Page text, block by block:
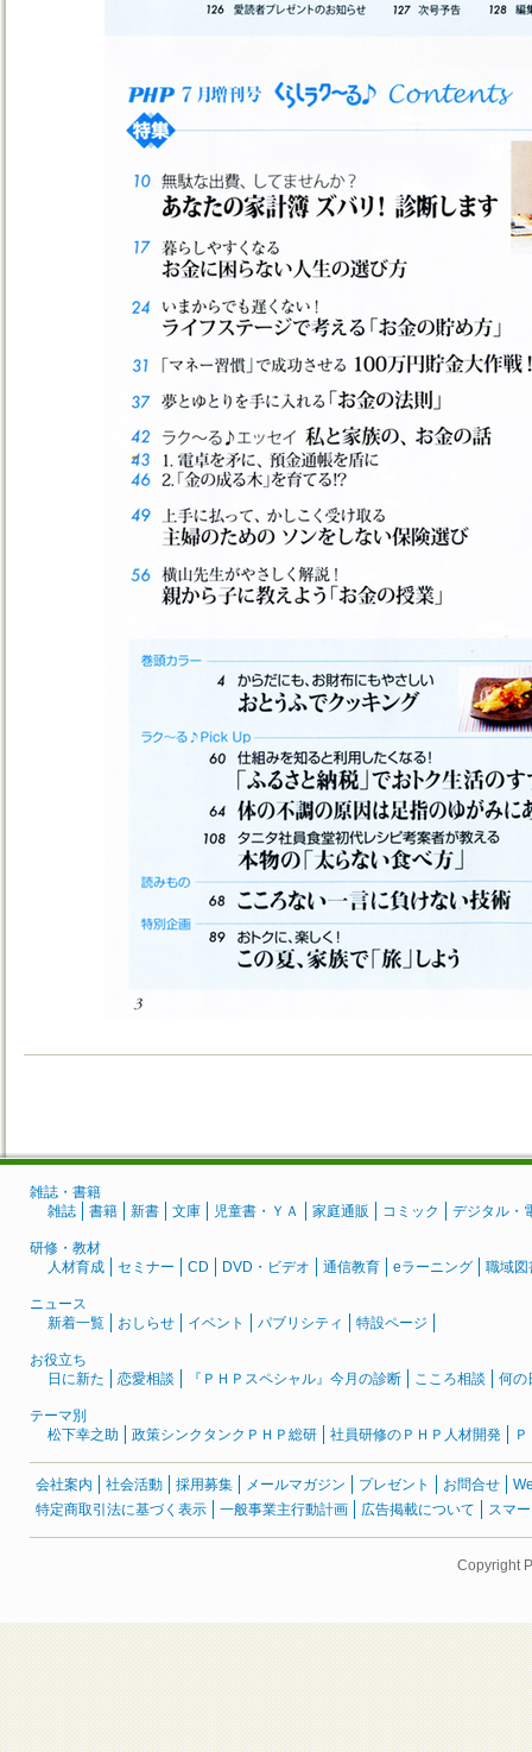
雑誌・書籍
雑誌
書籍 新書 文庫 児童書・ＹＡ 家庭通販 コミック デジタル・
研修・教材
人材育成
セミナー CD DVD・ビデオ 通信教育 eラーニング 職域図
ニュース
新着一覧
おしらせ イベント パブリシティ 特設ページ
お役立ち
日に新た
恋愛相談 『ＰＨＰスペシャル』今月の診断 こころ相談 何の
テーマ別
松下幸之助
政策シンクタンクＰＨＰ総研 社員研修のＰＨＰ人材開発
会社案内 社会活動 採用募集 メールマガジン プレゼント お問合せ
特定商取引法に基づく表示
一般事業主行動計画 広告掲載について スマ
Copyright